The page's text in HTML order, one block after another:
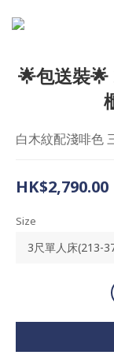
🌟包送裝
白木紋配淺啡色
HK$2,790.00
Size